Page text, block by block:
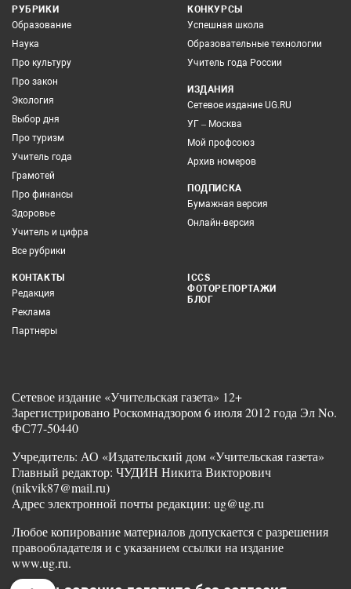
РУБРИКИ
Образование
Наука
Про культуру
Про закон
Экология
Выбор дня
Про туризм
Учитель года
Грамотей
Про финансы
Здоровье
Учитель и цифра
Все рубрики
КОНКУРСЫ
Успешная школа
Образовательные технологии
Учитель года России
ИЗДАНИЯ
Сетевое издание UG.RU
УГ – Москва
Мой профсоюз
Архив номеров
ПОДПИСКА
Бумажная версия
Онлайн-версия
КОНТАКТЫ
Редакция
Реклама
Партнеры
ICCS
ФОТОРЕПОРТАЖИ
БЛОГ
Сетевое издание «Учительская газета» 12+
Зарегистрировано Роскомнадзором 6 июля 2012 года Эл No.
ФС77-50440
Учредитель: АО «Издательский дом «Учительская газета»
Главный редактор: ЧУДИН Никита Викторович
(nikvik87@mail.ru)
Адрес электронной почты редакции: ug@ug.ru
Любое копирование материалов допускается с разрешения
правообладателя и с указанием ссылки на издание
www.ug.ru.